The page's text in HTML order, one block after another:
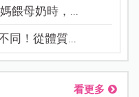
餵母奶時，...
同！從體質...
看更多